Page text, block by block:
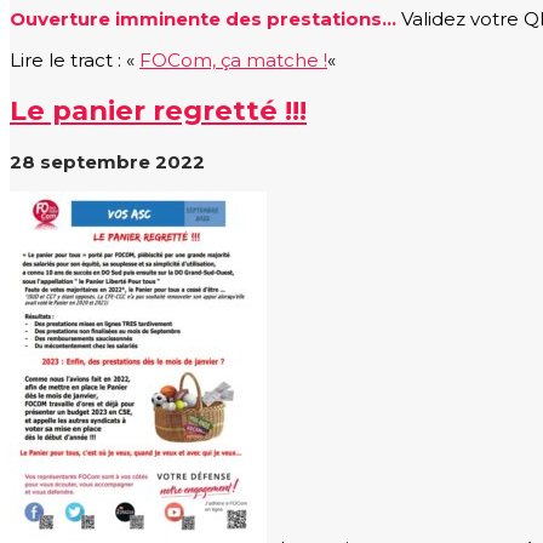
Ouverture imminente des prestations… Validez votre
Lire le tract : « FOCom, ça matche !«
Le panier regretté !!!
28 septembre 2022